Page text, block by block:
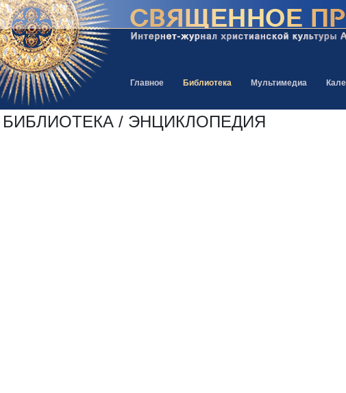
Главное Библиотека Мультимедиа
БИБЛИОТЕКА / ЭНЦИКЛОПЕДИЯ